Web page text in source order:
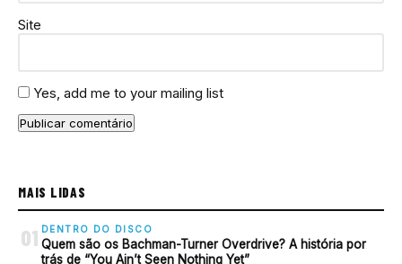
Site
Yes, add me to your mailing list
MAIS LIDAS
01 DENTRO DO DISCO
Quem são os Bachman-Turner Overdrive? A história por
trás de “You Ain’t Seen Nothing Yet”